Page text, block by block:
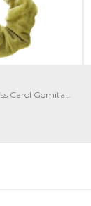
Carol Gomita